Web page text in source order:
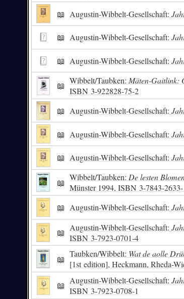
📖 Augustin-Wibbelt-Gesellschaft:
📖 Augustin-Wibbelt-Gesellschaft:
📖 Augustin-Wibbelt-Gesellschaft:
📖 Wibbelt/Taubken: Mäten-Gaitlink:
ISBN 3-922828-75-2
📖 Augustin-Wibbelt-Gesellschaft:
📖 Augustin-Wibbelt-Gesellschaft:
📖 Augustin-Wibbelt-Gesellschaft:
📖 Wibbelt/Taubken: De lesten
Münster 1994,ISBN 3-7843-2633-
📖 Augustin-Wibbelt-Gesellschaft:
📖 Augustin-Wibbelt-Gesellschaft:
ISBN 3-7923-0701-4
📖 Taubken/Wibbelt: Wat de aolle
[1st edition], Heckmann, Rheda-
📖 Augustin-Wibbelt-Gesellschaft:
ISBN 3-7923-0708-1